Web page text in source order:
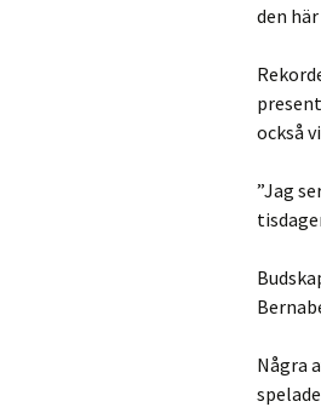
den
också
”Jag
Några